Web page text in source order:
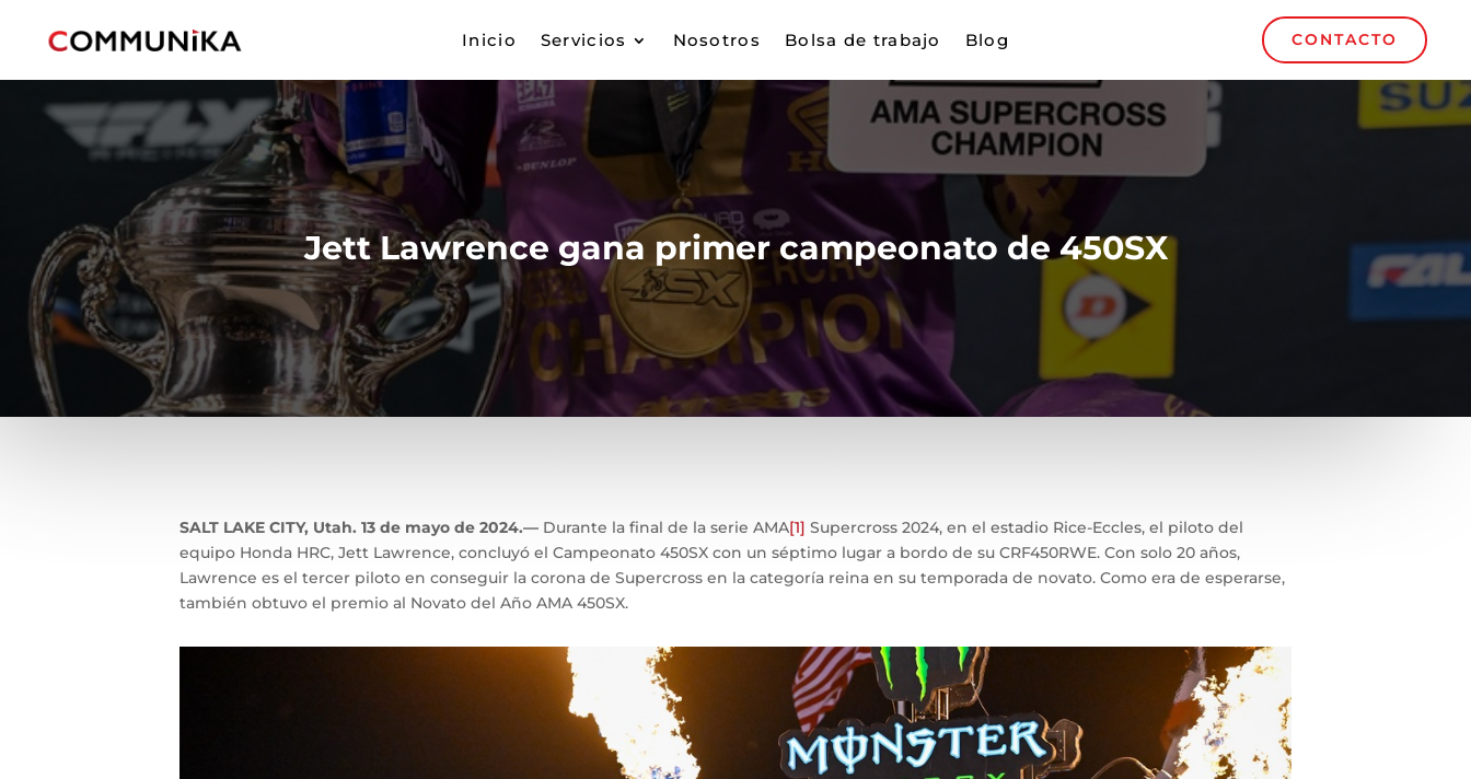
Inicio Servicios Nosotros Bolsa de trabajo Blog CONTACTO
Jett Lawrence gana primer campeonato de 450SX
SALT LAKE CITY, Utah. 13 de mayo de 2024.—Durante la final de la serie AMA[1] Supercross 2024, en el estadio Rice-Eccles, el piloto del
equipo Honda HRC, Jett Lawrence, concluyó el Campeonato 450SX con un séptimo lugar a bordo de su CRF450RWE. Con solo 20 años,
Lawrence es el tercer piloto en conseguir la corona de Supercross en la categoría reina en su temporada de novato. Como era de esperarse,
también obtuvo el premio al Novato del Año AMA 450SX.